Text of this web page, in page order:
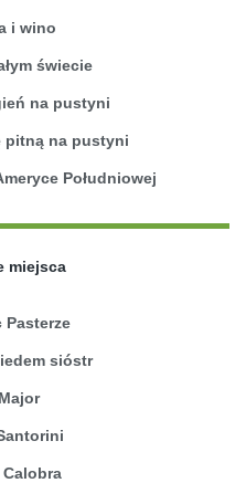
i wino
świecie
na pustyni
pitną na pustyni
Południowej
miejsca
Pasterze
sióstr
Calobra